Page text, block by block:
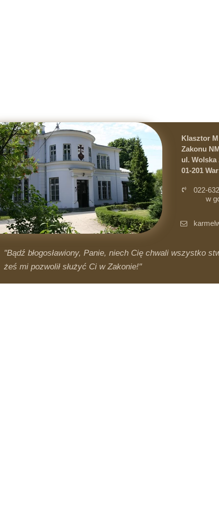
022-
w
Klasztor
Zakonu
ul. Wolska
01-201
"Bądź błogosławiony, Panie, niech Cię chwali wszystko
żeś mi pozwolił służyć Ci w Zakonie!"